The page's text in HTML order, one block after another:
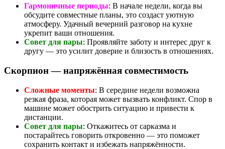
Гармоничные периоды: В начале недели, когда вы
обсудите совместные планы, это создаст уютную
атмосферу. Удачный вечерний разговор на кухне
укрепит ваши отношения.
Совет для пары: Проявляйте заботу и интерес друг к
другу — это усилит доверие и близость в отношениях.
Скорпион — напряжённая совместимость
Сложные моменты: В середине недели возможна
резкая фраза, которая может вызвать конфликт. Спор в
машине может обострить ситуацию и привести к
дистанции.
Совет для пары: Откажитесь от сарказма и
постарайтесь говорить откровенно — это поможет
сохранить контакт и избежать напряжённости.